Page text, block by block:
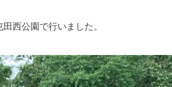
西公園で行いました。